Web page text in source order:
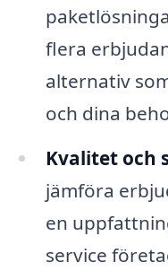
flera
alternativ
och dina
Kvalitet och
jämföra
en
service